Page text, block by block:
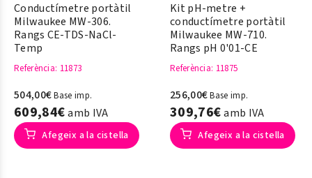
Conductímetre portàtil
Milwaukee MW-306.
Rangs CE-TDS-NaCl-
Temp
Referència: 11873
504,00€Base imp.
609,84€amb IVA
Afegeix a la cistella
Kit pH-metre +
conductímetre portàtil
Milwaukee MW-710.
Rangs pH 0'01-CE
Referència: 11875
256,00€Base imp.
309,76€amb IVA
Afegeix a la cistella